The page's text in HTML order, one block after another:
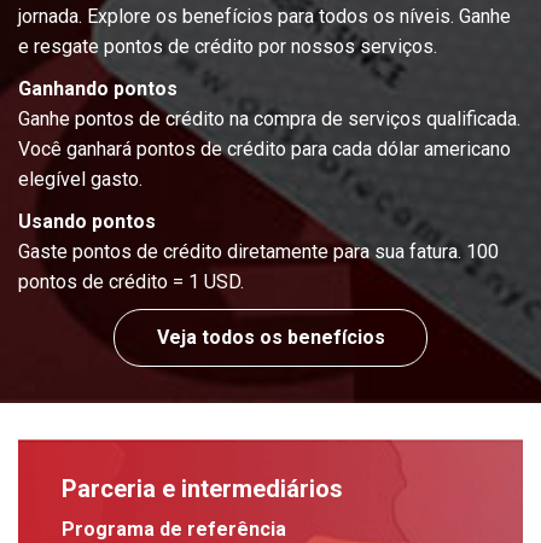
jornada. Explore os benefícios para todos os níveis. Ganhe
e resgate pontos de crédito por nossos serviços.
Ganhando pontos
Ganhe pontos de crédito na compra de serviços qualificada.
Você ganhará pontos de crédito para cada dólar americano
elegível gasto.
Usando pontos
Gaste pontos de crédito diretamente para sua fatura. 100
pontos de crédito = 1 USD.
Veja todos os benefícios
Parceria e intermediários
Programa de referência